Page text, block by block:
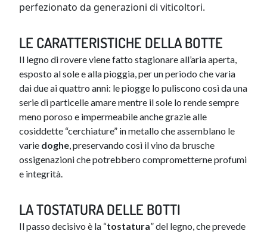
perfezionato da generazi​oni di viticoltori.
LE CARATTERISTICHE DELLA BOTTE
Il legno di rovere viene fatto stagionare all’aria aperta,
esposto al sole e alla pioggia, per un periodo che varia
dai due ai quattro anni: le piogge lo puliscono così da una
serie di particelle amare mentre il sole lo rende sempre
meno poroso e impermeabile anche grazie alle
cosiddette “cerchiature” in metallo che assemblano le
varie doghe, preservando così il vino da brusche
ossigenazioni che potrebbero comprometterne profumi
e integrità.
LA TOSTATURA DELLE BOTTI
Il passo decisivo è la “tostatura” del legno, che prevede